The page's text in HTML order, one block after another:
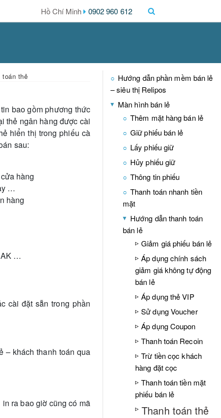
0902 960 612
toán thẻ
bao gồm phương thức
thẻ ngân hàng được cài
hiển thị trong phiếu cà
sau:
hàng
…
hàng
…
cài đặt sẵn trong phần
– khách thanh toán qua
ra bao giờ cũng có mã
Hướng dẫn phần mềm bán lẻ
– siêu thị Relipos
Màn hình bán lẻ
Thêm mặt hàng bán lẻ
Giữ phiếu bán lẻ
Lấy phiếu giữ
Hủy phiếu giữ
Thông tin phiếu
Thanh toán nhanh tiền
mặt
Hướng dẫn thanh toán
bán lẻ
Giảm giá phiếu bán lẻ
Áp dụng chính sách
giảm giá không tự động
bán lẻ
Áp dụng thẻ VIP
Sử dụng Voucher
Áp dụng Coupon
Thanh toán Recoin
Trừ tiền cọc khách
hàng đặt cọc
Thanh toán tiền mặt
phiếu bán lẻ
Thanh toán thẻ